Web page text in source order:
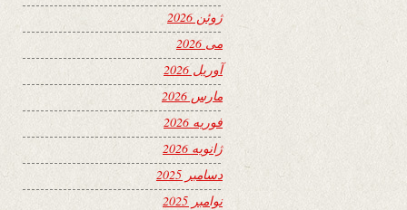
ژوئن 2026
می 2026
آوریل 2026
مارس 2026
فوریه 2026
ژانویه 2026
دسامبر 2025
نوامبر 2025